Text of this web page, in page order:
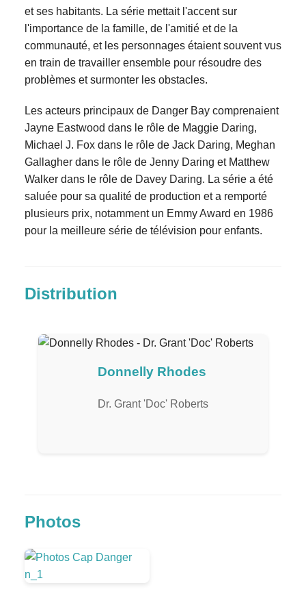
et ses habitants. La série mettait l'accent sur
l'importance de la famille, de l'amitié et de la
communauté, et les personnages étaient souvent vus
en train de travailler ensemble pour résoudre des
problèmes et surmonter les obstacles.
Les acteurs principaux de Danger Bay comprenaient
Jayne Eastwood dans le rôle de Maggie Daring,
Michael J. Fox dans le rôle de Jack Daring, Meghan
Gallagher dans le rôle de Jenny Daring et Matthew
Walker dans le rôle de Davey Daring. La série a été
saluée pour sa qualité de production et a remporté
plusieurs prix, notamment un Emmy Award en 1986
pour la meilleure série de télévision pour enfants.
Distribution
Donnelly Rhodes
Dr. Grant 'Doc' Roberts
Photos